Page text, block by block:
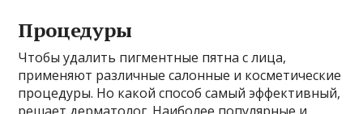
Процедуры
Чтобы удалить пигментные пятна с лица,
применяют различные салонные и косметические
процедуры. Но какой способ самый эффективный,